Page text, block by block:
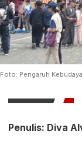
Foto: Pengaruh
Penulis: Diva